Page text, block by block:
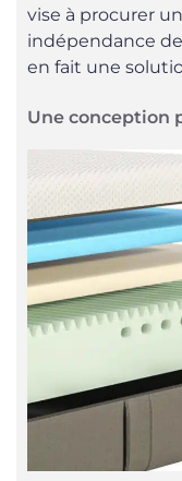
vise à procurer
indépendance
en fait une
Une conception